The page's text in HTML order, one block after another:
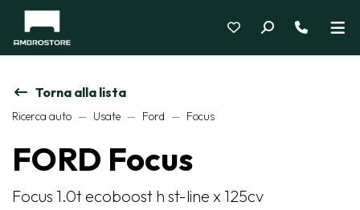
Torna alla lista
Ricerca auto Usate Ford Focus
FORD Focus
Focus 1.0t ecoboost h st-line x 125cv